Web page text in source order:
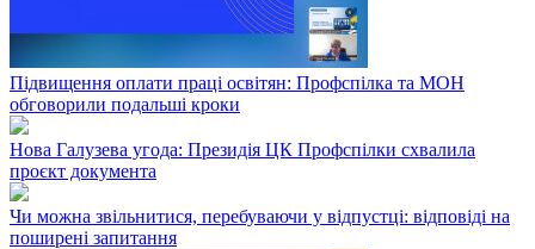
Підвищення оплати праці освітян: Профспілка та МОН
обговорили подальші кроки
Нова Галузева угода: Президія ЦК Профспілки схвалила
проєкт документа
Чи можна звільнитися, перебуваючи у відпустці: відповіді на
поширені запитання